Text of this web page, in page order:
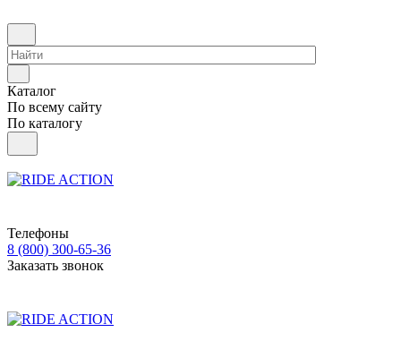
Каталог
По всему сайту
По каталогу
Телефоны
8 (800) 300-65-36
Заказать звонок